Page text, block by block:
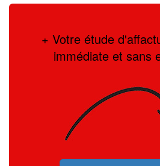
+ Votre étude
immédiate et sans